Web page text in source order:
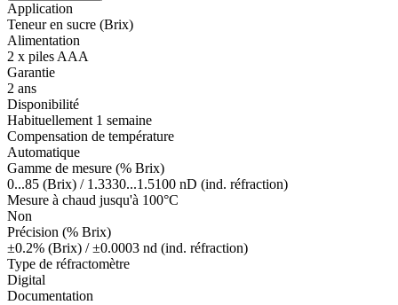
Application
Teneur en sucre (Brix)
Alimentation
2 x piles AAA
Garantie
2 ans
Disponibilité
Habituellement 1 semaine
Compensation de température
Automatique
Gamme de mesure (% Brix)
0...85 (Brix) / 1.3330...1.5100 nD (ind. réfraction)
Mesure à chaud jusqu'à 100°C
Non
Précision (% Brix)
±0.2% (Brix) / ±0.0003 nd (ind. réfraction)
Type de réfractomètre
Digital
Documentation